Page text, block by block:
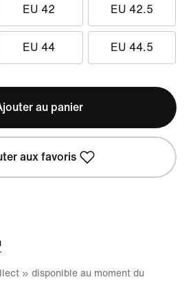
EU 42 EU 42.5
EU 44 EU 44.5
au panier
aux favoris
» disponible au moment du